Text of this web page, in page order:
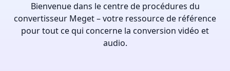
Bienvenue dans le centre de procédures du
convertisseur Meget – votre ressource de référence
pour tout ce qui concerne la conversion vidéo et
audio.